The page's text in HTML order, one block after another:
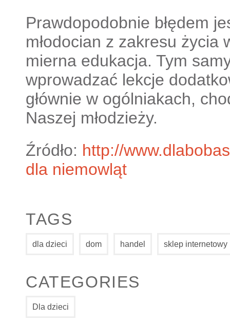
Prawdopodobnie błędem
młodocian z zakresu życia
mierna edukacja. Tym
wprowadzać lekcje
głównie w ogólniakach,
Naszej młodzieży.
Źródło: http://
dla niemowląt
TAGS
dla dzieci dom handel sklep internetowy
CATEGORIES
Dla dzieci